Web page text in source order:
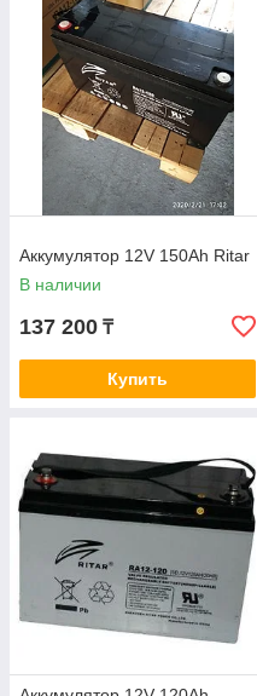
Аккумулятор 12V 150Ah Ritar
В наличии
137 200 ₸
Купить